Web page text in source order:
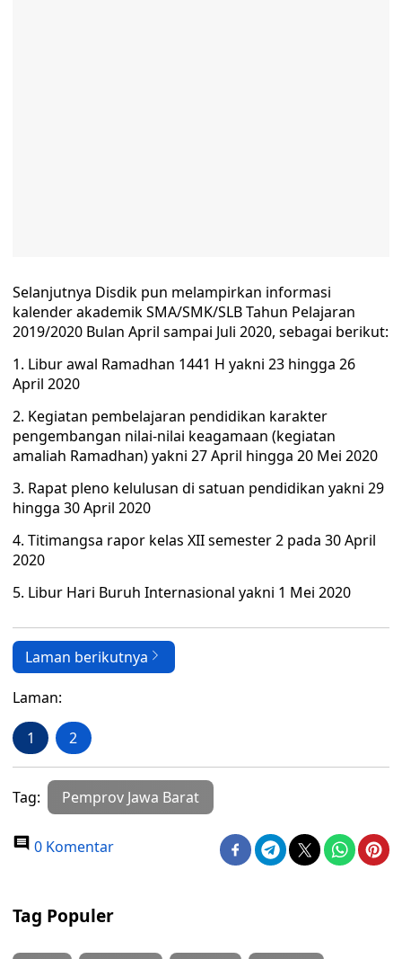
Selanjutnya Disdik pun melampirkan informasi
kalender akademik SMA/SMK/SLB Tahun Pelajaran
2019/2020 Bulan April sampai Juli 2020, sebagai berikut:
1. Libur awal Ramadhan 1441 H yakni 23 hingga 26
April 2020
2. Kegiatan pembelajaran pendidikan karakter
pengembangan nilai-nilai keagamaan (kegiatan
amaliah Ramadhan) yakni 27 April hingga 20 Mei 2020
3. Rapat pleno kelulusan di satuan pendidikan yakni 29
hingga 30 April 2020
4. Titimangsa rapor kelas XII semester 2 pada 30 April
2020
5. Libur Hari Buruh Internasional yakni 1 Mei 2020
Laman berikutnya
Laman:
1 2
Tag: Pemprov Jawa Barat
0 Komentar
Tag Populer